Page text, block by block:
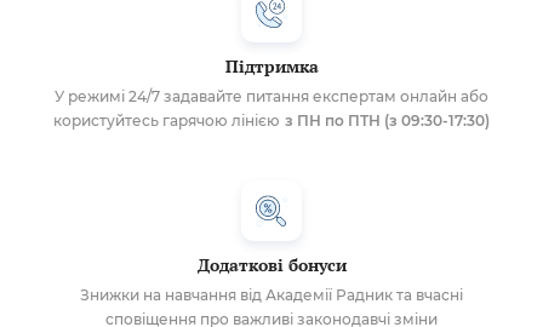
Підтримка
У режимі 24/7 задавайте питання експертам онлайн або
користуйтесь гарячою лінією з ПН по ПТН (з 09:30-17:30)
Додаткові бонуси
Знижки на навчання від Академії Радник та вчасні
сповіщення про важливі законодавчі зміни